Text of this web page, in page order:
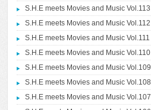
S.H.E meets Movies and Music Vol.113
S.H.E meets Movies and Music Vol.112
S.H.E meets Movies and Music Vol.111
S.H.E meets Movies and Music Vol.110
S.H.E meets Movies and Music Vol.109
S.H.E meets Movies and Music Vol.108
S.H.E meets Movies and Music Vol.107